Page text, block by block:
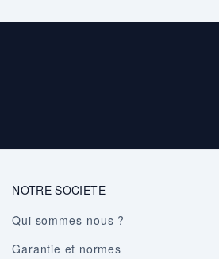
NOTRE SOCIETE
Qui sommes-nous ?
Garantie et normes